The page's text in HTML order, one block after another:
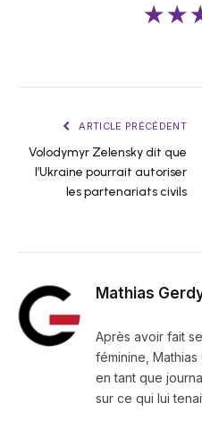
ARTICLE PRÉCÉDENT
Volodymyr Zelensky dit que
l’Ukraine pourrait autoriser
les partenariats civils
Mathias
Après avoir fait
féminine,
en tant que
sur ce qui lui